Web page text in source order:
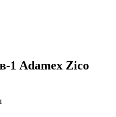
1 Adamex Zico